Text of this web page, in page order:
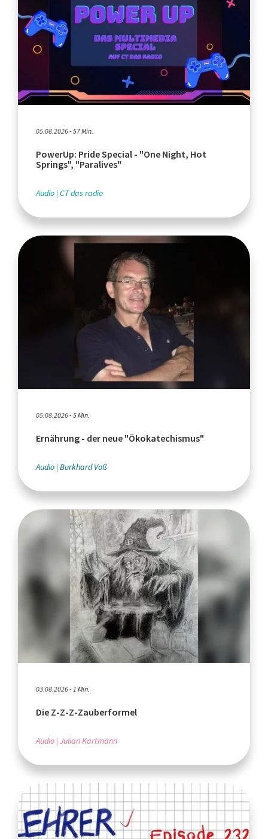
05.08.2026 - 57 Min.
PowerUp: Pride Special - "One Night, Hot
Springs", "Paralives"
Audio CT das radio
05.08.2026 - 5 Min.
Ernährung - der neue "Ökokatechismus"
Audio Burkhard Voß
03.08.2026 - 1 Min.
Die Z-Z-Z-Zauberformel
Audio Julian Kartmann